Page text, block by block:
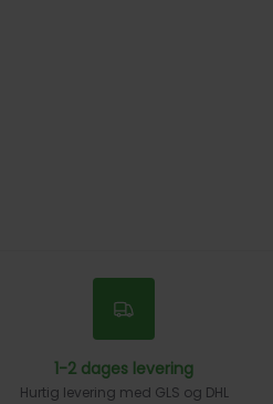
1-2 dages levering
Hurtig levering med GLS og DHL